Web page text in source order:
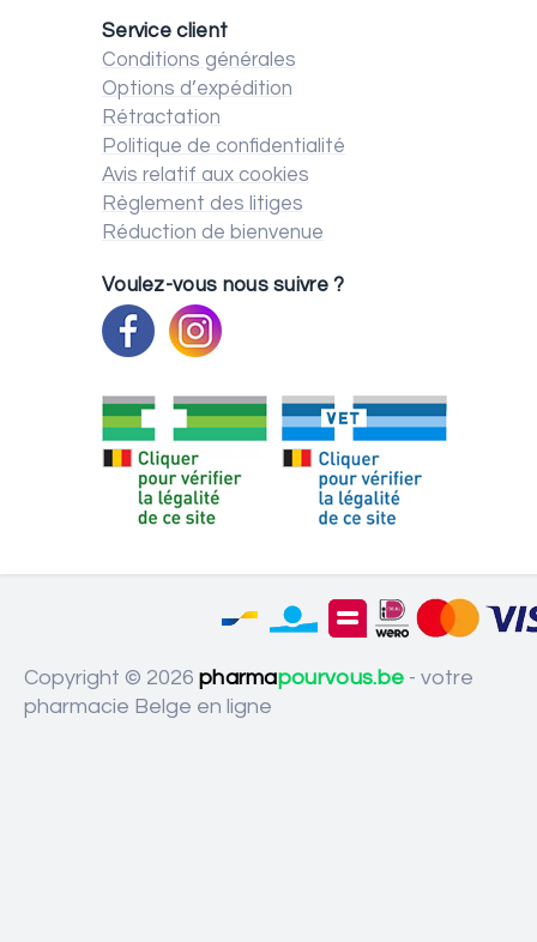
Service client
Conditions générales
Options d’expédition
Rétractation
Politique de confidentialité
Avis relatif aux cookies
Règlement des litiges
Réduction de bienvenue
Voulez-vous nous suivre ?
Copyright © 2026 pharmapourvous.be - votre
pharmacie Belge en ligne